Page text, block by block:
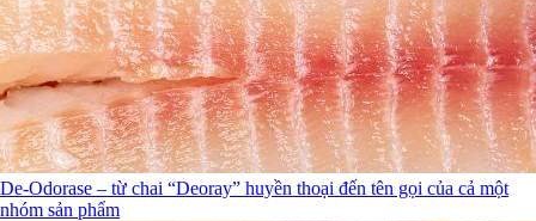
De-Odorase – từ chai “Deoray” huyền thoại đến tên gọi của cả một
nhóm sản phẩm